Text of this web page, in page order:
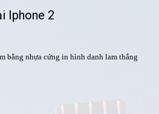
Iphone 2
bằng nhựa cứng in hình danh lam thắng